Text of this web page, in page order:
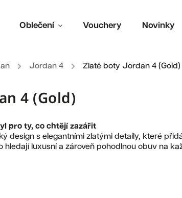
Oblečení Vouchery Novinky
/ Jordan 4 / Zlaté boty Jordan 4 (Gold)
4 (Gold)
pro ty, co chtějí zazářit
design s elegantními zlatými detaily, které
hledají luxusní a zároveň pohodlnou obuv na